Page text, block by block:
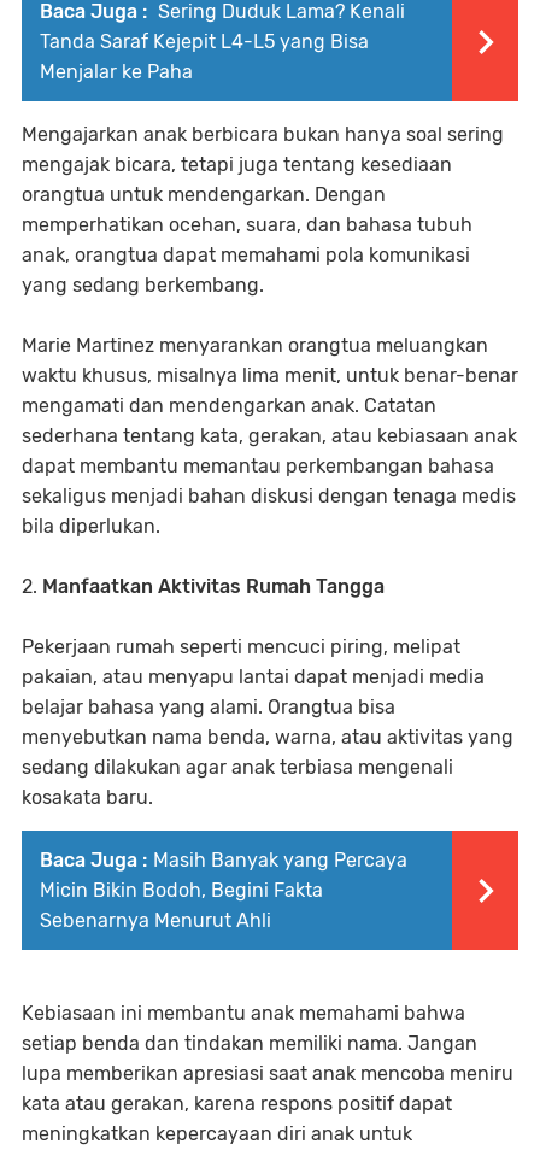
Baca Juga : Sering Duduk Lama? Kenali
Tanda Saraf Kejepit L4-L5 yang Bisa
Menjalar ke Paha
Mengajarkan anak berbicara bukan hanya soal sering
mengajak bicara, tetapi juga tentang kesediaan
orangtua untuk mendengarkan. Dengan
memperhatikan ocehan, suara, dan bahasa tubuh
anak, orangtua dapat memahami pola komunikasi
yang sedang berkembang.
Marie Martinez menyarankan orangtua meluangkan
waktu khusus, misalnya lima menit, untuk benar-benar
mengamati dan mendengarkan anak. Catatan
sederhana tentang kata, gerakan, atau kebiasaan anak
dapat membantu memantau perkembangan bahasa
sekaligus menjadi bahan diskusi dengan tenaga medis
bila diperlukan.
2. Manfaatkan Aktivitas Rumah Tangga
Pekerjaan rumah seperti mencuci piring, melipat
pakaian, atau menyapu lantai dapat menjadi media
belajar bahasa yang alami. Orangtua bisa
menyebutkan nama benda, warna, atau aktivitas yang
sedang dilakukan agar anak terbiasa mengenali
kosakata baru.
Baca Juga : Masih Banyak yang Percaya
Micin Bikin Bodoh, Begini Fakta
Sebenarnya Menurut Ahli
Kebiasaan ini membantu anak memahami bahwa
setiap benda dan tindakan memiliki nama. Jangan
lupa memberikan apresiasi saat anak mencoba meniru
kata atau gerakan, karena respons positif dapat
meningkatkan kepercayaan diri anak untuk